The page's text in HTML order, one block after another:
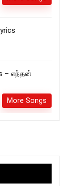
– எந்தன்
More Songs